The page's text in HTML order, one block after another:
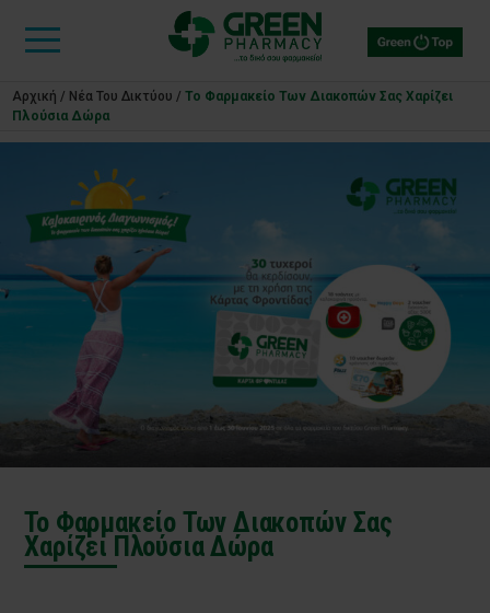
Αρχική / Νέα Του Δικτύου /Το Φαρμακείο Των Διακοπών Σας Χαρίζει
Πλούσια Δώρα
Το Φαρμακείο Των Διακοπών Σας
Χαρίζει Πλούσια Δώρα